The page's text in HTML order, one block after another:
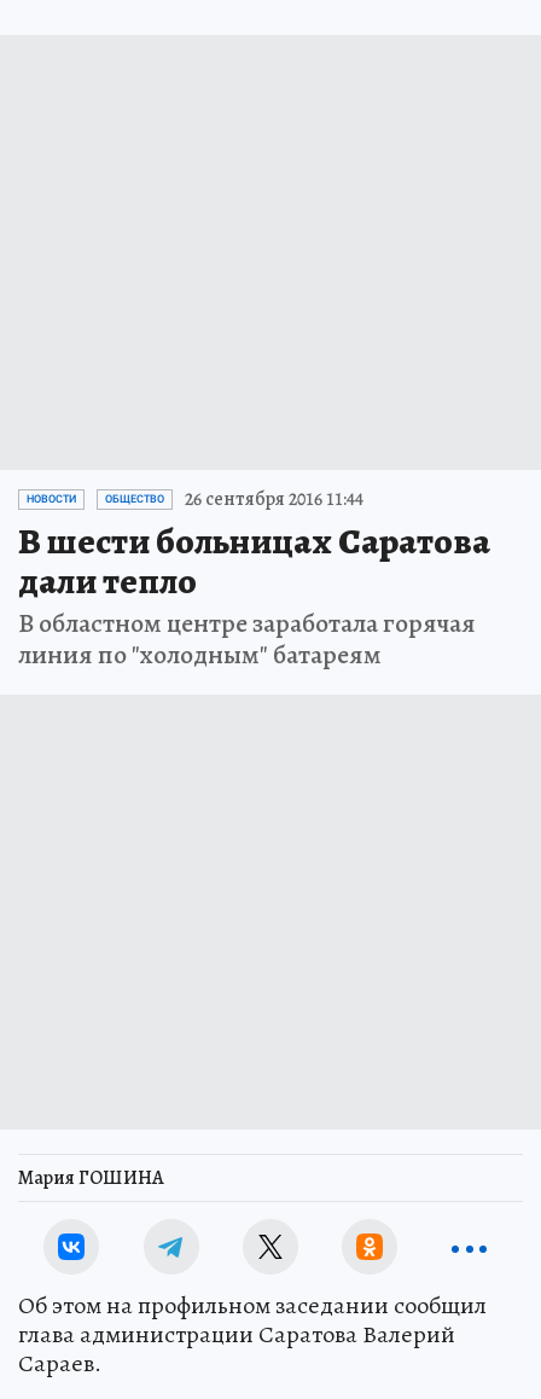
НОВОСТИ ОБЩЕСТВО 26 сентября 2016 11:44
В шести больницах Саратова
дали тепло
В областном центре заработала горячая
линия по "холодным" батареям
Мария ГОШИНА
Об этом на профильном заседании сообщил
глава администрации Саратова Валерий
Сараев.